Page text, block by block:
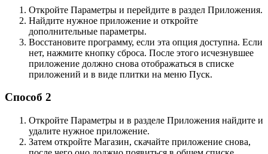
Откройте Параметры и перейдите в раздел Приложения.
Найдите нужное приложение и откройте
дополнительные параметры.
Восстановите программу, если эта опция доступна. Если
нет, нажмите кнопку сброса. После этого исчезнувшее
приложение должно снова отображаться в списке
приложений и в виде плитки на меню Пуск.
Способ 2
Откройте Параметры и в разделе Приложения найдите и
удалите нужное приложение.
Затем откройте Магазин, скачайте приложение снова,